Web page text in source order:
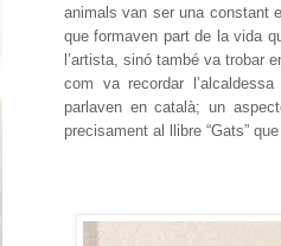
animals van ser una constant
que formaven part de la vida
l’artista, sinó també va trobar
com va recordar
parlaven en català; un
precisament al llibre “Gats”